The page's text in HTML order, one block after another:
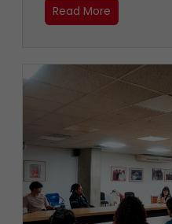
Read More